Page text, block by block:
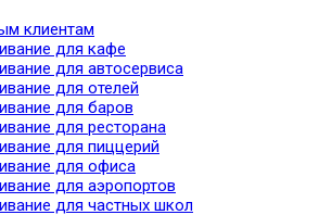
клиентам
для кафе
для автосервиса
для отелей
для баров
для ресторана
для пиццерий
для офиса
для аэропортов
для частных школ